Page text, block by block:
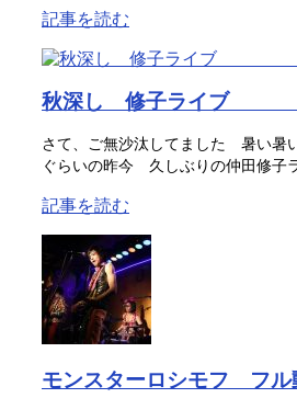
記事を読む
秋深し 修子ライ
さて、ご無沙汰してました 暑い暑
ぐらいの昨今 久しぶりの仲田修子
記事を読む
モンスターロシモフ フル